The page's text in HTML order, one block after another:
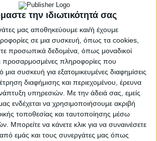
την ιδιωτικότητά σας
μας αποθηκεύουμε και/ή έχουμε
σε μια συσκευή, όπως τα cookies,
προσωπικά δεδομένα, όπως μοναδικοί
προσαρμοσμένες πληροφορίες που
συσκευή για εξατομικευμένες διαφημίσεις
διαφήμισης και περιεχομένου, έρευνα
υπηρεσιών. Με την άδειά σας, εμείς
ενδέχεται να χρησιμοποιήσουμε ακριβή
τοποθεσίας και ταυτοποίησης μέσω
να κάνετε κλικ για να συναινέσετε
εμάς και τους συνεργάτες μας όπως
αντιμέτωποι με τη φρίκη. Η
σε προχωρημένη σήψη,
που ο ίδιος είχε μαζέψει,
ενοίκια, νομίζοντας ότι θα αυξήσει
του ως «παλαιοπώλης».
του το ειδικό συνεργείο χρειάστηκε
με αντιασφυξιογόνες μάσκες,
από την ταράτσα έπνιγε